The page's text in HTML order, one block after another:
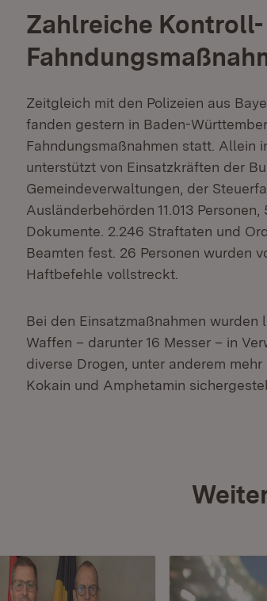
Zahlreiche
Zeitgleich mit den Polizeien aus
fanden gestern in Baden-
Fahndungsmaßnahmen statt. Allein
unterstützt von Einsatzkräften der
Gemeindeverwaltungen, der
Ausländerbehörden 11.013
Dokumente. 2.246 Straftaten und
Beamten fest. 26 Personen wurden
Haftbefehle vollstreckt.
Bei den Einsatzmaßnahmen
Waffen – darunter 16 Messer – in
diverse Drogen, unter anderem
Kokain und Amphetamin